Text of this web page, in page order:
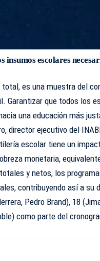
escolares
es una muestra del
Garantizar que todos los
una educación más
director ejecutivo del
escolar tiene un
monetaria,
y netos, los
contribuyendo así a su
Pedro Brand), 18
como parte del